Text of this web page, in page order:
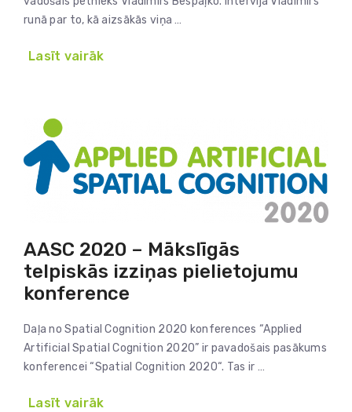
runā par to, kā aizsākās viņa …
Lasīt vairāk
AASC 2020 – Mākslīgās
telpiskās izziņas pielietojumu
konference
Daļa no Spatial Cognition 2020 konferences “Applied
Artificial Spatial Cognition 2020” ir pavadošais pasākums
konferencei “Spatial Cognition 2020“. Tas ir …
Lasīt vairāk